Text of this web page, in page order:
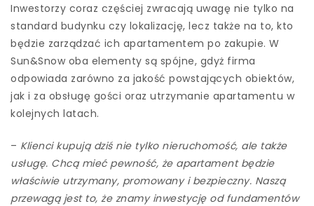
Inwestorzy coraz częściej zwracają uwagę nie tylko na
standard budynku czy lokalizację, lecz także na to, kto
będzie zarządzać ich apartamentem po zakupie. W
Sun&Snow oba elementy są spójne, gdyż firma
odpowiada zarówno za jakość powstających obiektów,
jak i za obsługę gości oraz utrzymanie apartamentu w
kolejnych latach.
– Klienci kupują dziś nie tylko nieruchomość, ale także
usługę. Chcą mieć pewność, że apartament będzie
właściwie utrzymany, promowany i bezpieczny. Naszą
przewagą jest to, że znamy inwestycję od fundamentów